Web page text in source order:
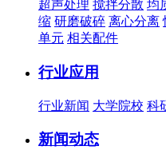
超声处理 搅拌分散 均
缩 研磨破碎 离心分离
单元 相关配件
行业应用
行业新闻 大学院校 科
新闻动态